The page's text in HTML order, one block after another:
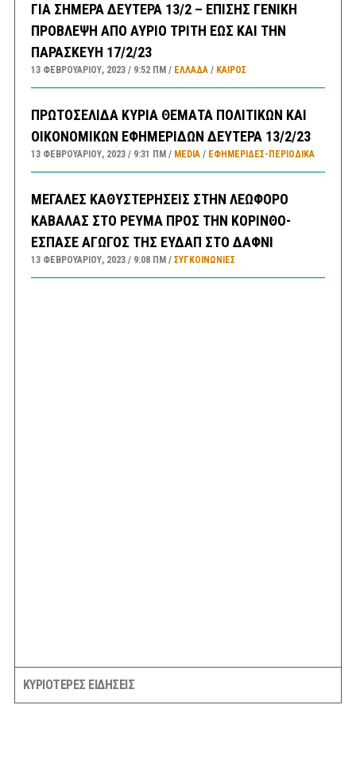
ΓΙΑ ΣΗΜΕΡΑ ΔΕΥΤΕΡΑ 13/2 – ΕΠΙΣΗΣ ΓΕΝΙΚΗ
ΠΡΟΒΛΕΨΗ ΑΠΟ ΑΥΡΙΟ ΤΡΙΤΗ ΕΩΣ ΚΑΙ ΤΗΝ
ΠΑΡΑΣΚΕΥΗ 17/2/23
13 ΦΕΒΡΟΥΑΡΊΟΥ, 2023 9:52 ΠΜ ΕΛΛΑΔA/ ΚΑΙΡΌΣ
ΠΡΩΤΟΣΕΛΙΔΑ ΚΥΡΙΑ ΘΕΜΑΤΑ ΠΟΛΙΤΙΚΩΝ ΚΑΙ
ΟΙΚΟΝΟΜΙΚΩΝ ΕΦΗΜΕΡΙΔΩΝ ΔΕΥΤΕΡΑ 13/2/23
13 ΦΕΒΡΟΥΑΡΊΟΥ, 2023 9:31 ΠΜ MEDIA/ ΕΦΗΜΕΡΊΔΕΣ-ΠΕΡΙΟΔΙΚΆ
ΜΕΓΑΛΕΣ ΚΑΘΥΣΤΕΡΗΣΕΙΣ ΣΤΗΝ ΛΕΩΦΟΡΟ
ΚΑΒΑΛΑΣ ΣΤΟ ΡΕΥΜΑ ΠΡΟΣ ΤΗΝ ΚΟΡΙΝΘΟ-
ΕΣΠΑΣΕ ΑΓΩΓΟΣ ΤΗΣ ΕΥΔΑΠ ΣΤΟ ΔΑΦΝΙ
13 ΦΕΒΡΟΥΑΡΊΟΥ, 2023 9:08 ΠΜ ΣΥΓΚΟΙΝΩΝΊΕΣ
ΚΥΡΙΟΤΕΡΕΣ ΕΙΔΗΣΕΙΣ